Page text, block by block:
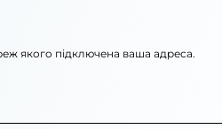
якого підключена ваша адреса.